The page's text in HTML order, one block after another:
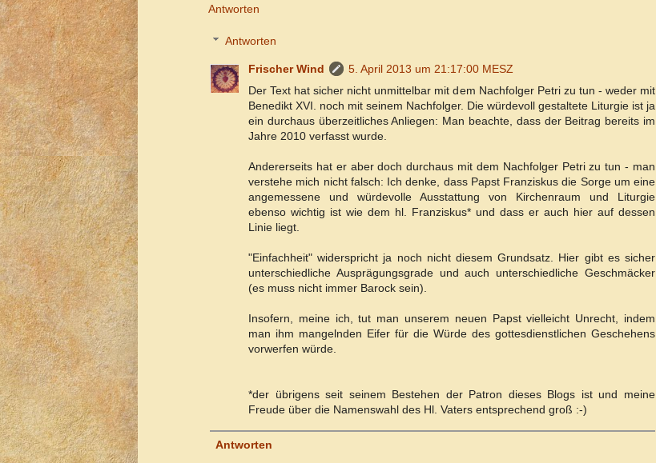
Antworten
Antworten
Frischer Wind
5. April 2013 um 21:17:00 MESZ
Der Text hat sicher nicht unmittelbar mit dem Nachfolger Petri zu tun - weder mit
Benedikt XVI. noch mit seinem Nachfolger. Die würdevoll gestaltete Liturgie ist ja
ein durchaus überzeitliches Anliegen: Man beachte, dass der Beitrag bereits im
Jahre 2010 verfasst wurde.
Andererseits hat er aber doch durchaus mit dem Nachfolger Petri zu tun - man
verstehe mich nicht falsch: Ich denke, dass Papst Franziskus die Sorge um eine
angemessene und würdevolle Ausstattung von Kirchenraum und Liturgie
ebenso wichtig ist wie dem hl. Franziskus* und dass er auch hier auf dessen
Linie liegt.
"Einfachheit" widerspricht ja noch nicht diesem Grundsatz. Hier gibt es sicher
unterschiedliche Ausprägungsgrade und auch unterschiedliche Geschmäcker
(es muss nicht immer Barock sein).
Insofern, meine ich, tut man unserem neuen Papst vielleicht Unrecht, indem
man ihm mangelnden Eifer für die Würde des gottesdienstlichen Geschehens
vorwerfen würde.
*der übrigens seit seinem Bestehen der Patron dieses Blogs ist und meine
Freude über die Namenswahl des Hl. Vaters entsprechend groß :-)
Antworten